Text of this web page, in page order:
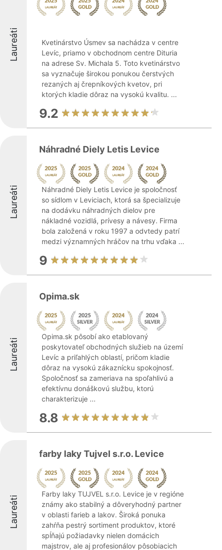
Laureáti
Kvetinárstvo Úsmev sa nachádza v centre
Levíc, priamo v obchodnom centre Dituria
na adrese Sv. Michala 5. Toto kvetinárstvo
sa vyznačuje širokou ponukou čerstvých
rezaných aj črepníkových kvetov, pri
ktorých kladie dôraz na vysokú kvalitu. ...
9.2
Laureáti
Náhradné Diely Letis Levice
Náhradné Diely Letis Levice je spoločnosť
so sídlom v Leviciach, ktorá sa špecializuje
na dodávku náhradných dielov pre
nákladné vozidlá, prívesy a návesy. Firma
bola založená v roku 1997 a odvtedy patrí
medzi významných hráčov na trhu vďaka ...
9
Laureáti
Opima.sk
Opima.sk pôsobí ako etablovaný
poskytovateľ obchodných služieb na území
Levíc a priľahlých oblastí, pričom kladie
dôraz na vysokú zákaznícku spokojnosť.
Spoločnosť sa zameriava na spoľahlivú a
efektívnu donáškovú službu, ktorú
charakterizuje ...
8.8
Laureáti
farby laky Tujvel s.r.o. Levice
Farby laky TUJVEL s.r.o. Levice je v regióne
známy ako stabilný a dôveryhodný partner
v oblasti farieb a lakov. Široká ponuka
zahŕňa pestrý sortiment produktov, ktoré
spĺňajú požiadavky nielen domácich
majstrov, ale aj profesionálov pôsobiacich